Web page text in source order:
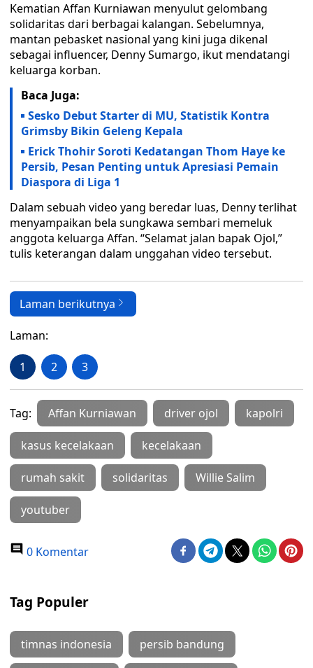
Kematian Affan Kurniawan menyulut gelombang
solidaritas dari berbagai kalangan. Sebelumnya,
mantan pebasket nasional yang kini juga dikenal
sebagai influencer, Denny Sumargo, ikut mendatangi
keluarga korban.
Baca Juga:
Sesko Debut Starter di MU, Statistik Kontra
Grimsby Bikin Geleng Kepala
Erick Thohir Soroti Kedatangan Thom Haye ke
Persib, Pesan Penting untuk Apresiasi Pemain
Diaspora di Liga 1
Dalam sebuah video yang beredar luas, Denny terlihat
menyampaikan bela sungkawa sembari memeluk
anggota keluarga Affan. “Selamat jalan bapak Ojol,”
tulis keterangan dalam unggahan video tersebut.
Laman berikutnya
Laman:
1 2 3
Tag: Affan Kurniawan driver ojol kapolri
kasus kecelakaan kecelakaan
rumah sakit solidaritas Willie Salim
youtuber
0 Komentar
Tag Populer
timnas indonesia persib bandung